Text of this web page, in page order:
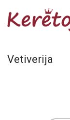
Vetiverija